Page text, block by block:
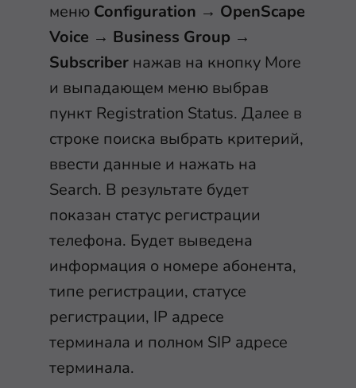
меню Configuration → OpenScape
Voice → Business Group →
Subscriber нажав на кнопку More
и выпадающем меню выбрав
пункт Registration Status. Далее в
строке поиска выбрать критерий,
ввести данные и нажать на
Search. В результате будет
показан статус регистрации
телефона. Будет выведена
информация о номере абонента,
типе регистрации, статусе
регистрации, IP адресе
терминала и полном SIP адресе
терминала.